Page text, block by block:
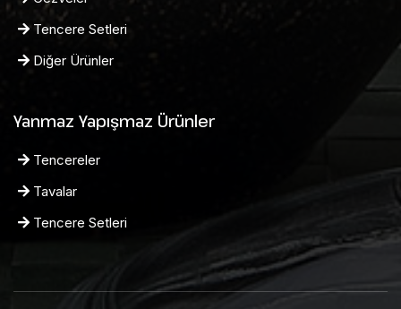
Tencere Setleri
Diğer Ürünler
Yanmaz Yapışmaz Ürünler
Tencereler
Tavalar
Tencere Setleri